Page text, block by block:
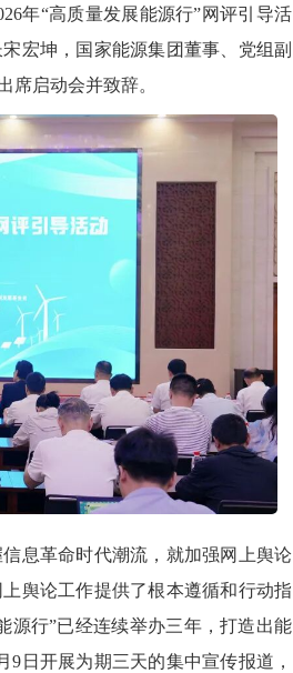
年“高质量发展能源行”网评引导活
宏坤，国家能源集团董事、党组副
席启动会并致辞。
息革命时代潮流，就加强网上舆论
舆论工作提供了根本遵循和行动指
源行”已经连续举办三年，打造出能
日开展为期三天的集中宣传报道，